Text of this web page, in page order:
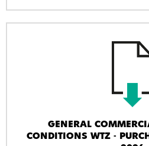
GENERAL
CONDITIONS WTZ -